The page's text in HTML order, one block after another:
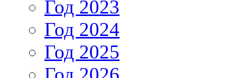
Год 2023
Год 2024
Год 2025